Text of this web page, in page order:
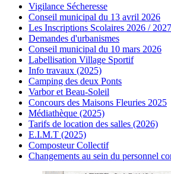
Vigilance Sécheresse
Conseil municipal du 13 avril 2026
Les Inscriptions Scolaires 2026 / 2027
Demandes d'urbanismes
Conseil municipal du 10 mars 2026
Labellisation Village Sportif
Info travaux (2025)
Camping des deux Ponts
Varbor et Beau-Soleil
Concours des Maisons Fleuries 2025
Médiathèque (2025)
Tarifs de location des salles (2026)
E.I.M.T (2025)
Composteur Collectif
Changements au sein du personnel